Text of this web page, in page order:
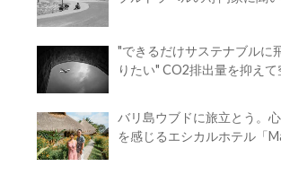
"できるだけサステナブルに
りたい" CO2排出量を抑えて
バリ島ウブドに旅立とう。
を感じるエシカルホテル「